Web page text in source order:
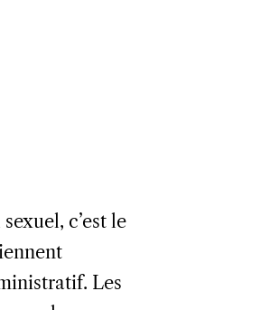
c’est le
Les